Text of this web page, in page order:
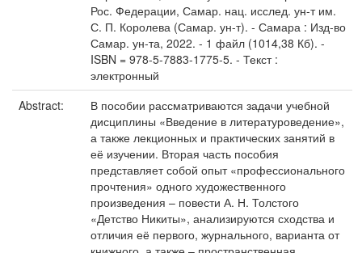
Рос. Федерации, Самар. нац. исслед. ун-т им.
С. П. Королева (Самар. ун-т). - Самара : Изд-во
Самар. ун-та, 2022. - 1 файл (1014,38 Кб). -
ISBN = 978-5-7883-1775-5. - Текст :
электронный
Abstract:
В пособии рассматриваются задачи учебной
дисциплины «Введение в литературоведение»,
а также лекционных и практических занятий в
её изучении. Вторая часть пособия
представляет собой опыт «профессионального
прочтения» одного художественного
произведения – повести А. Н. Толстого
«Детство Никиты», анализируются сходства и
отличия её первого, журнального, варианта от